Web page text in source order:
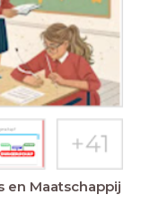
en Maatschappij